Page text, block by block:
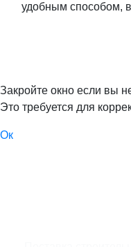
удобным способом,
Закройте окно если вы
Это требуется для
Ок